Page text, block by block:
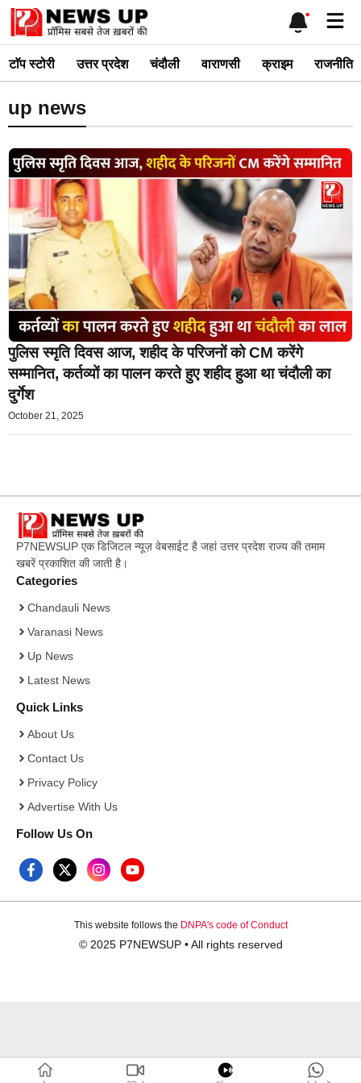
Skip
content
टाॅप स्टोरी उत्तर प्रदेश चंदौली वाराणसी क्राइम राजनीति
up news
पुलिस स्मृति दिवस आज, शहीद के परिजनों को CM करेंगे
सम्मानित, कर्तव्यों का पालन करते हुए शहीद हुआ था चंदौली का
दुर्गेश
October 21, 2025
P7NEWSUP एक डिजिटल न्यूज़ वेबसाईट है जहां उत्तर प्रदेश राज्य की तमाम
खबरें प्रकाशित की जाती है।
Categories
Chandauli News
Varanasi News
Up News
Latest News
Quick Links
About Us
Contact Us
Privacy Policy
Advertise With Us
Follow Us On
This website follows the DNPA's code of Conduct
© 2025 P7NEWSUP • All rights reserved